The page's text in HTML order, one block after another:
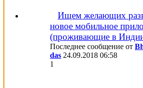
Ищем желающих
новое мобильное
(проживающие в
Последнее сообщение от
das 24.09.2018 06:58
1